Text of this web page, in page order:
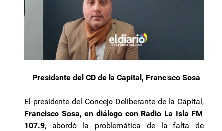
Presidente del CD de la Capital, Francisco Sosa
El presidente del Concejo Deliberante de la Capital,
Francisco Sosa, en diálogo con Radio La Isla FM
107.9, abordó la problemática de la falta de